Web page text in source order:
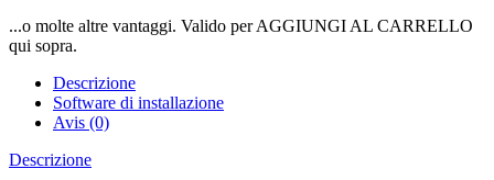
...o molte altre vantaggi. Valido per AGGIUNGI AL CARRELLO
qui sopra.
Descrizione
Software di installazione
Avis (0)
Descrizione